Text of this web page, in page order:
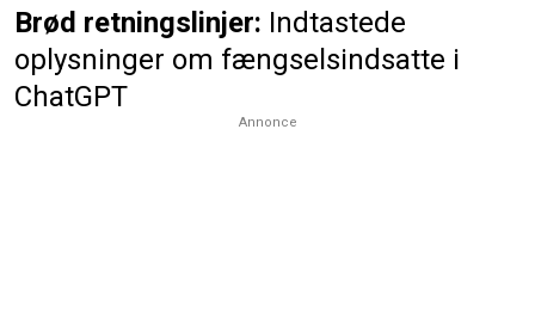
Brød retningslinjer: Indtastede
oplysninger om fængselsindsatte i
ChatGPT
Annonce